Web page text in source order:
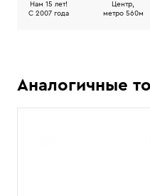
Нам 15 лет!
C 2007 года
Центр,
метро 560м
Аналогичные